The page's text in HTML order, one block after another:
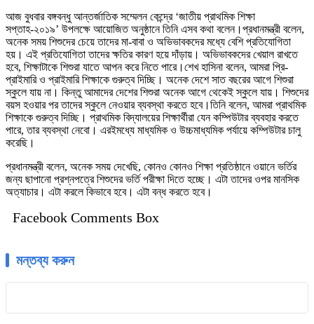
আজ বুধবার বঙ্গবন্ধু আন্তর্জাতিক সম্মেলন কেন্দ্রে ‘জাতীয় প্রাথমিক শিক্ষা
সপ্তাহ-২০১৯’ উপলক্ষে আয়োজিত অনুষ্ঠানে তিনি এসব কথা বলেন।প্রধানমন্ত্রী বলেন,
অনেক সময় শিশুদের চেয়ে তাদের মা-বাবা ও অভিভাবকদের মধ্যে বেশি প্রতিযোগিতা
হয়। এই প্রতিযোগিতা তাদের ক্ষতির কারণ হয়ে দাঁড়ায়। অভিভাবকদের খেয়াল রাখতে
হবে, শিক্ষাটাকে শিশুরা যাতে আপন করে নিতে পারে।শেখ হাসিনা বলেন, আমরা প্রি-
প্রাইমারি ও প্রাইমারি শিক্ষাকে গুরুত্ব দিচ্ছি। অনেক দেশে সাত বছরের আগে শিশুরা
স্কুলে যায় না। কিন্তু আমাদের দেশের শিশুরা অনেক আগে থেকেই স্কুলে যায়। শিশুদের
বয়স হওয়ার পর তাদের স্কুলে নেওয়ার ব্যবস্থা করতে হবে।তিনি বলেন, আমরা প্রাথমিক
শিক্ষাকে গুরুত্ব দিচ্ছি। প্রাথমিক বিদ্যালয়ের শিক্ষার্থীরা যেন কম্পিউটার ব্যবহার করতে
পারে, তার ব্যবস্থা নেবো। এরইমধ্যে মাধ্যমিক ও উচ্চমাধ্যমিক পর্যায়ে কম্পিউটার চালু
করেছি।
প্রধানমন্ত্রী বলেন, অনেক সময় দেখেছি, কোনও কোনও শিক্ষা প্রতিষ্ঠানে ওয়ানে ভর্তির
জন্য ছাপানো প্রশ্নপত্রে শিশুদের ভর্তি পরীক্ষা দিতে হচ্ছে। এটা তাদের ওপর মানসিক
অত্যাচার। এটা করলে কিভাবে হবে। এটা বন্ধ করতে হবে।
Facebook Comments Box
মন্তব্য করুন